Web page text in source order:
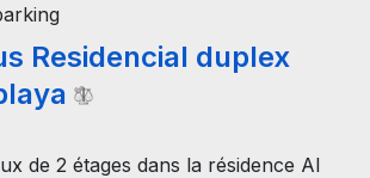
Residencial duplex
de 2 étages dans la résidence Al